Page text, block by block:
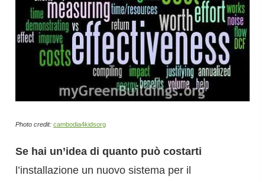
Photo credit: cambodia4kidsorg
Se hai un’idea di quanto può costarti
l’installazione un nuovo sistema per il